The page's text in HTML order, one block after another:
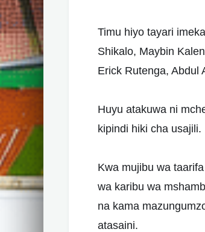
Timu hiyo tayari
Shikalo, Maybin
Erick Rutenga, Abdul
Huyu atakuwa ni
kipindi hiki cha usajili.
Kwa mujibu wa
wa karibu wa
na kama
atasaini.